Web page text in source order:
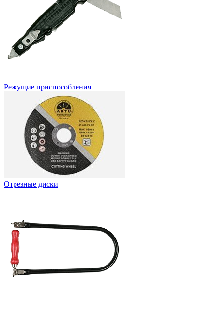
Режущие приспособления
Отрезные диски